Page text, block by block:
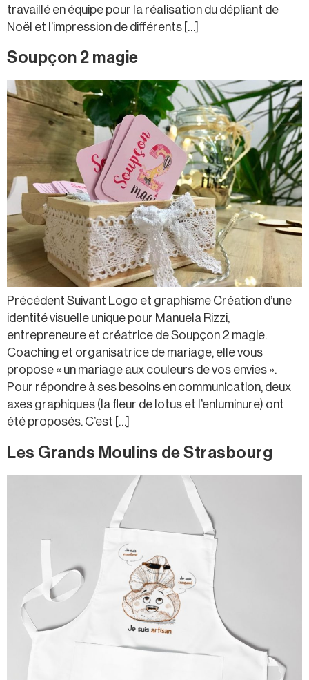
travaillé en équipe pour la réalisation du dépliant de
Noël et l’impression de différents […]
Soupçon 2 magie
Précédent Suivant Logo et graphisme Création d’une
identité visuelle unique pour Manuela Rizzi,
entrepreneure et créatrice de Soupçon 2 magie.
Coaching et organisatrice de mariage, elle vous
propose « un mariage aux couleurs de vos envies ».
Pour répondre à ses besoins en communication, deux
axes graphiques (la fleur de lotus et l’enluminure) ont
été proposés. C’est […]
Les Grands Moulins de Strasbourg